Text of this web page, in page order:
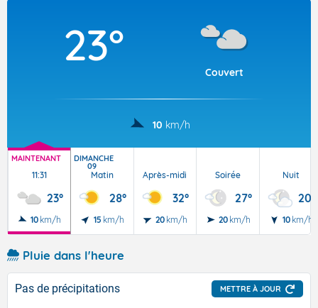
23°
Couvert
10 km/h
MAINTENANT
11:31
23°
10 km/h
DIMANCHE
09
Matin
28°
15 km/h
Après-midi
32°
20 km/h
Soirée
27°
20 km/h
Nuit
20°
10 km/h
Pluie dans l'heure
Pas de précipitations METTRE À JOUR